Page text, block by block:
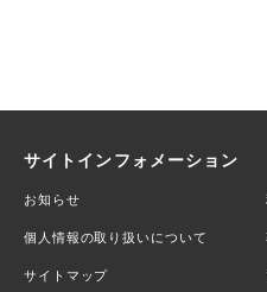
サイトインフォメーション
お知らせ
個人情報の取り扱いについて
サイトマップ